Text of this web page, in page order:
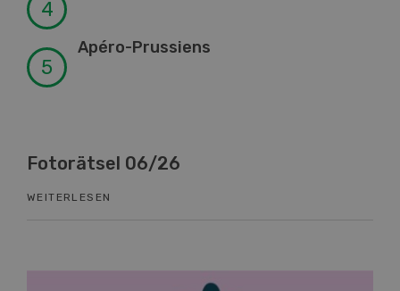
Apéro-Prussiens
Fotorätsel 06/26
WEITERLESEN